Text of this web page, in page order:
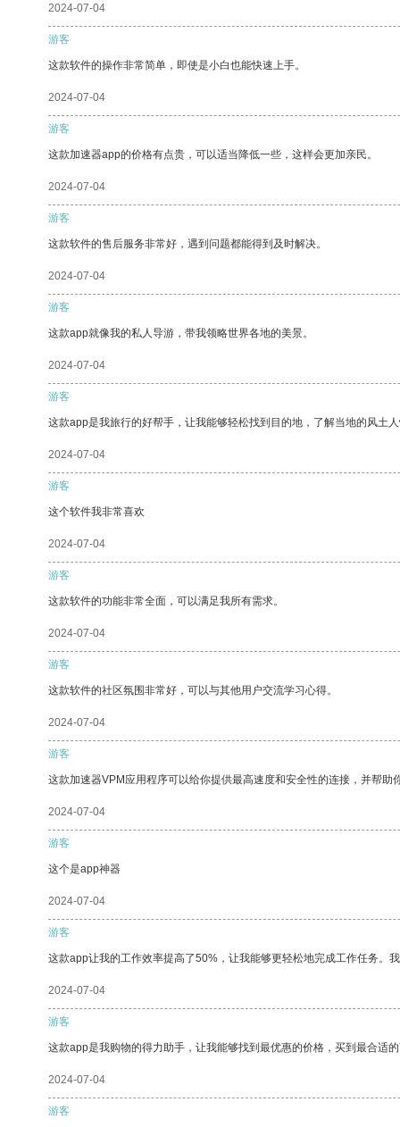
2024-07-04
游客
这款软件的操作非常简单，即使是小白也能快速上手。
2024-07-04
游客
这款加速器app的价格有点贵，可以适当降低一些，这样会更加亲民。
2024-07-04
游客
这款软件的售后服务非常好，遇到问题都能得到及时解决。
2024-07-04
游客
这款app就像我的私人导游，带我领略世界各地的美景。
2024-07-04
游客
这款app是我旅行的好帮手，让我能够轻松找到目的地，了解当地的风土
2024-07-04
游客
这个软件我非常喜欢
2024-07-04
游客
这款软件的功能非常全面，可以满足我所有需求。
2024-07-04
游客
这款软件的社区氛围非常好，可以与其他用户交流学习心得。
2024-07-04
游客
这款加速器VPM应用程序可以给你提供最高速度和安全性的连接，并帮助
2024-07-04
游客
这个是app神器
2024-07-04
游客
这款app让我的工作效率提高了50%，让我能够更轻松地完成工作任务。
2024-07-04
游客
这款app是我购物的得力助手，让我能够找到最优惠的价格，买到最合适
2024-07-04
游客